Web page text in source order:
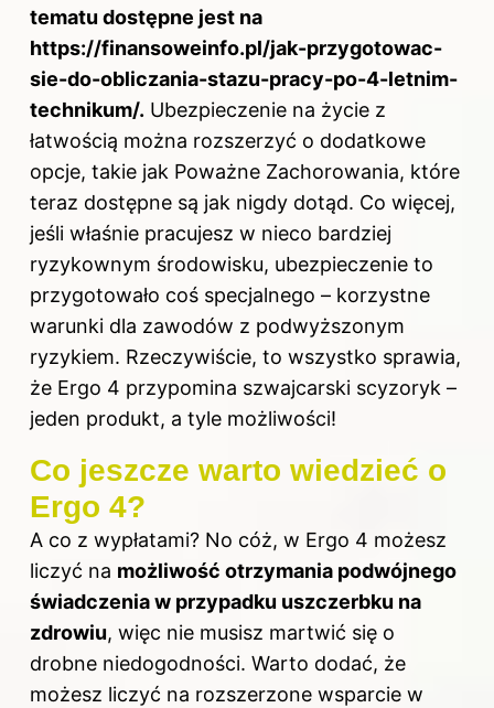
tematu dostępne jest na
https://finansoweinfo.pl/jak-przygotowac-
sie-do-obliczania-stazu-pracy-po-4-letnim-
technikum/. Ubezpieczenie na życie z
łatwością można rozszerzyć o dodatkowe
opcje, takie jak Poważne Zachorowania, które
teraz dostępne są jak nigdy dotąd. Co więcej,
jeśli właśnie pracujesz w nieco bardziej
ryzykownym środowisku, ubezpieczenie to
przygotowało coś specjalnego – korzystne
warunki dla zawodów z podwyższonym
ryzykiem. Rzeczywiście, to wszystko sprawia,
że Ergo 4 przypomina szwajcarski scyzoryk –
jeden produkt, a tyle możliwości!
Co jeszcze warto wiedzieć o
Ergo 4?
A co z wypłatami? No cóż, w Ergo 4 możesz
liczyć na możliwość otrzymania podwójnego
świadczenia w przypadku uszczerbku na
zdrowiu, więc nie musisz martwić się o
drobne niedogodności. Warto dodać, że
możesz liczyć na rozszerzone wsparcie w